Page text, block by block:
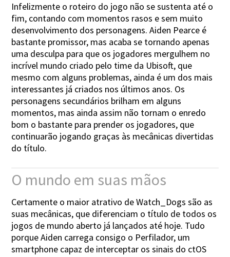
Infelizmente o roteiro do jogo não se sustenta até o
fim, contando com momentos rasos e sem muito
desenvolvimento dos personagens. Aiden Pearce é
bastante promissor, mas acaba se tornando apenas
uma desculpa para que os jogadores mergulhem no
incrível mundo criado pelo time da Ubisoft, que
mesmo com alguns problemas, ainda é um dos mais
interessantes já criados nos últimos anos. Os
personagens secundários brilham em alguns
momentos, mas ainda assim não tornam o enredo
bom o bastante para prender os jogadores, que
continuarão jogando graças às mecânicas divertidas
do título.
O mundo em suas mãos
Certamente o maior atrativo de Watch_Dogs são as
suas mecânicas, que diferenciam o título de todos os
jogos de mundo aberto já lançados até hoje. Tudo
porque Aiden carrega consigo o Perfilador, um
smartphone capaz de interceptar os sinais do ctOS